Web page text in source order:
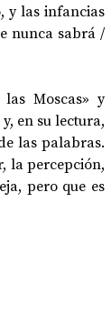
y las infancias
nunca sabrá /
Moscas» y
en su lectura,
las palabras.
la percepción,
pero que es